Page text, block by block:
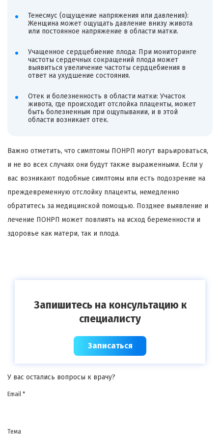
Тенесмус (ощущение напряжения или давления):
Женщина может ощущать давление внизу живота
или постоянное напряжение в области матки.
Учащенное сердцебиение плода: При мониторинге
частоты сердечных сокращений плода может
выявиться увеличение частоты сердцебиения в
ответ на ухудшение состояния.
Отек и болезненность в области матки: Участок
живота, где происходит отслойка плаценты, может
быть болезненным при ощупывании, и в этой
области возникает отек.
Важно отметить, что симптомы ПОНРП могут варьироваться,
и не во всех случаях они будут также выраженными. Если у
вас возникают подобные симптомы или есть подозрение на
преждевременную отслойку плаценты, немедленно
обратитесь за медицинской помощью. Позднее выявление и
лечение ПОНРП может повлиять на исход беременности и
здоровье как матери, так и плода.
Запишитесь на консультацию к
специалисту
Записаться
У вас остались вопросы к врачу?
Email *
Тема